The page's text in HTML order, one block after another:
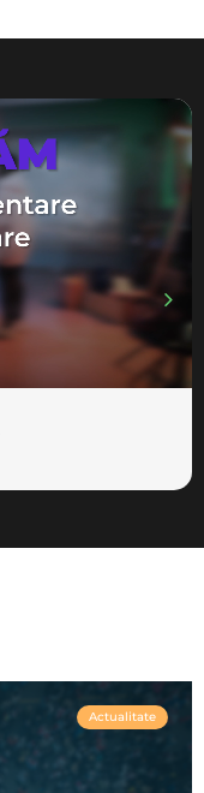
Actualitate